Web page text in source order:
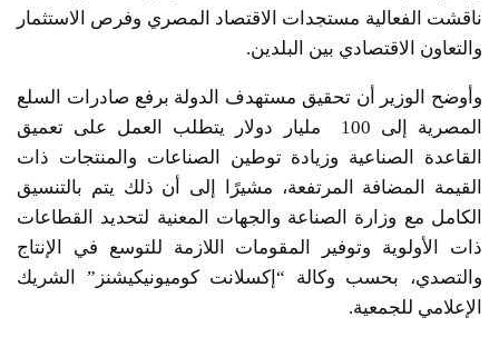
ناقشت الفعالية مستجدات الاقتصاد المصري وفرص الاستثمار
والتعاون الاقتصادي بين البلدين.
وأوضح الوزير أن تحقيق مستهدف الدولة برفع صادرات السلع
المصرية إلى 100 مليار دولار يتطلب العمل على تعميق
القاعدة الصناعية وزيادة توطين الصناعات والمنتجات ذات
القيمة المضافة المرتفعة، مشيرًا إلى أن ذلك يتم بالتنسيق
الكامل مع وزارة الصناعة والجهات المعنية لتحديد القطاعات
ذات الأولوية وتوفير المقومات اللازمة للتوسع في الإنتاج
والتصدي، بحسب وكالة “إكسلانت كوميونيكيشنز” الشريك
الإعلامي للجمعية.